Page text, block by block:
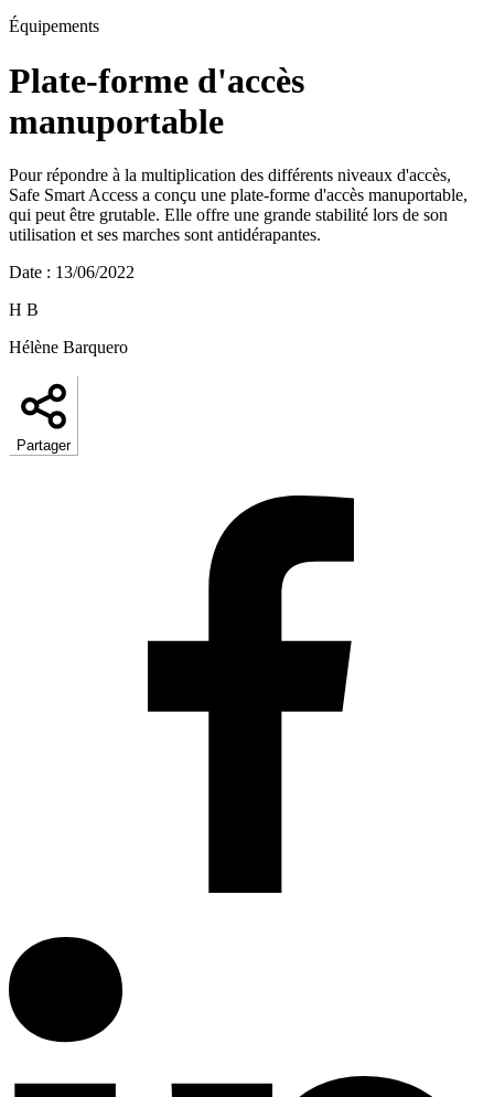
Équipements
Plate-forme d'accès
manuportable
Pour répondre à la multiplication des différents niveaux d'accès,
Safe Smart Access a conçu une plate-forme d'accès manuportable,
qui peut être grutable. Elle offre une grande stabilité lors de son
utilisation et ses marches sont antidérapantes.
Date : 13/06/2022
H B
Hélène Barquero
Partager